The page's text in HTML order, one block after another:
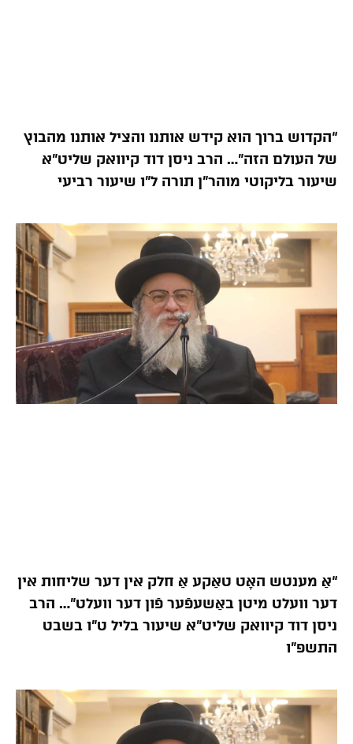
“הקדוש ברוך הוא קידש אותנו והציל אותנו מהבוץ
של העולם הזה”… הרב ניסן דוד קיוואק שליט”א
שיעור בליקוטי מוהר”ן תורה ל”ו שיעור רביעי
“אַ מענטש האָט טאַקע אַ חלק אין דער שליחות אין
דער וועלט מיטן באַשעפֿער פֿון דער וועלט”… הרב
ניסן דוד קיוואק שליט”א שיעור בליל ט”ו בשבט
התשפ”ו